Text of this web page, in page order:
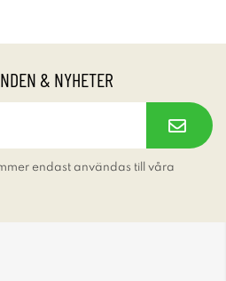
& NYHETER
endast användas till våra